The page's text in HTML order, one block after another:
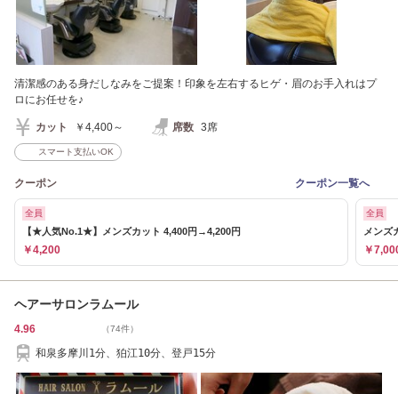
清潔感のある身だしなみをご提案！印象を左右するヒゲ・眉のお手入れはプ
ロにお任せを♪
カット ￥4,400～ 席数 3席
スマート支払いOK
クーポン クーポン一覧へ
全員
【★人気No.1★】メンズカット 4,400円→4,200円
￥4,200
全員
メンズ
￥
ヘアーサロンラムール
4.96 （74件）
和泉多摩川1分、狛江10分、登戸15分